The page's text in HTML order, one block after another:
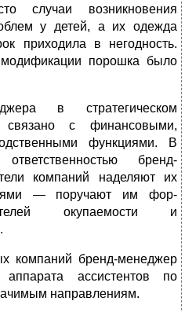
случаи возникнове­ния
у детей, а их одежда
приходила в негодность.
порошка было
в стратегическом
с финансовыми,
функциями. В
бренд-
компаний наделяют их
— поручают им фор­
окупаемости и
компаний бренд-менеджер
аппарата ассистентов по
направлениям.